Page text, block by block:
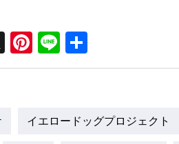
X Pinterest
Line
イエロードッグプロジェクト